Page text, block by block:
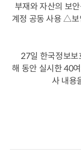
부재와 자산의 보
계정 공동 사용 △보
27일 한국정보보
해 동안 실시한 40
사 내용